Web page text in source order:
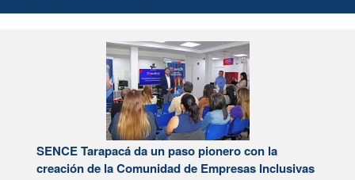
SENCE Tarapacá da un paso pionero con la
creación de la Comunidad de Empresas Inclusivas